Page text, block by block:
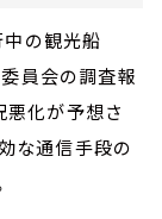
の観光船
員会の調査報
悪化が予想さ
な通信手段の